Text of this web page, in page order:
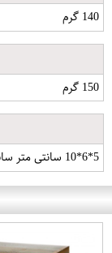
140 گرم
150 گرم
5*6*10 سانتی متر سانتی متر